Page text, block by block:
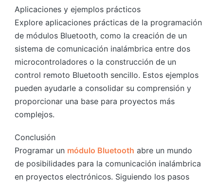
Aplicaciones y ejemplos prácticos
Explore aplicaciones prácticas de la programación
de módulos Bluetooth, como la creación de un
sistema de comunicación inalámbrica entre dos
microcontroladores o la construcción de un
control remoto Bluetooth sencillo. Estos ejemplos
pueden ayudarle a consolidar su comprensión y
proporcionar una base para proyectos más
complejos.
Conclusión
Programar un módulo Bluetooth abre un mundo
de posibilidades para la comunicación inalámbrica
en proyectos electrónicos. Siguiendo los pasos